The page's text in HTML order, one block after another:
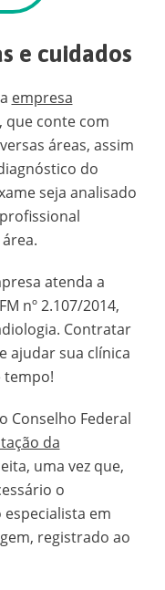
e cuidados
empresa
, que conte com
áreas, assim
do
seja analisado
atenda a
nº 2.107/2014,
Contratar
ajudar sua clínica
tempo!
Conselho Federal
da
uma vez que,
o
em
registrado ao